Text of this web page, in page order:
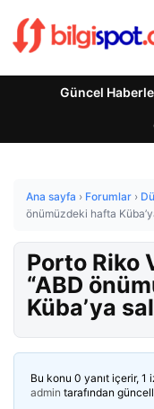
Güncel
Ana sayfa › Forumlar ›
önümüzdeki hafta
Porto Riko
“ABD
Küba’ya
Bu konu 0 yanıt içerir, 1
admin tarafından